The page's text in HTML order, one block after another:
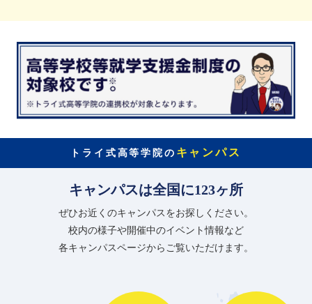
トライ式高等学院の キャンパス
キャンパスは全国に123ヶ所
ぜひお近くのキャンパスをお探しください。
校内の様子や開催中のイベント情報など
各キャンパスページからご覧いただけます。